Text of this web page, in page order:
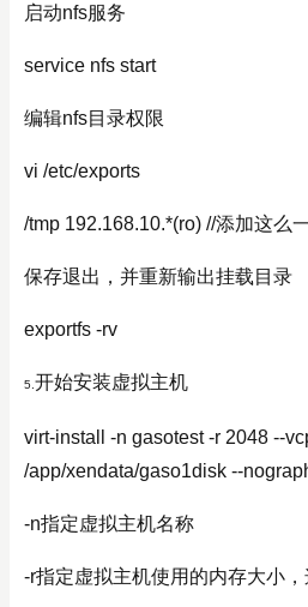
启动nfs服务
service nfs start
编辑nfs目录权限
vi /etc/exports
/tmp 192.168.10.*(ro) //添加这么
保存退出，并重新输出挂载目录
exportfs -rv
5. 开始安装虚拟主机
virt-install -n gasotest -r 2048 --
/app/xendata/gaso1disk --
-n指定虚拟主机名称
-r指定虚拟主机使用的内存大小